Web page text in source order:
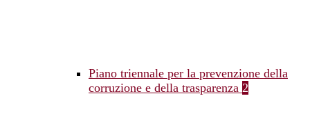
Piano triennale per la prevenzione della
corruzione e della trasparenza 2